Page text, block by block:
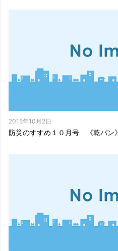
2015年10月2日
防災のすすめ１０月号 《乾パン》